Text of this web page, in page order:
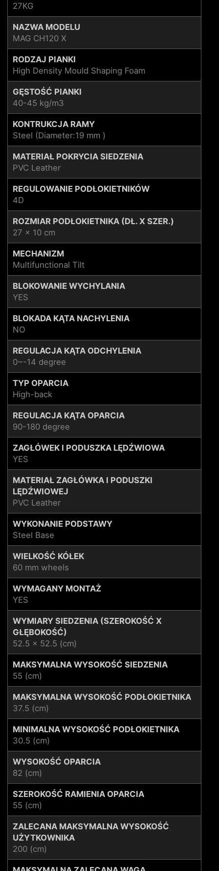
27KG
NAZWA MODELU
MAG CH120 X
RODZAJ PIANKI
High Density Mould Shaping Foam
GĘSTOŚĆ PIANKI
40-45 kg/m3
KONTRUKCJA RAMY
Steel (Diameter:19 mm )
MATERIAŁ POKRYCIA SIEDZENIA
PVC Leather
REGULOWANIE PODŁOKIETNIKÓW
4D
ROZMIAR PODŁOKIETNIKA (DŁ. X SZER.)
27 x 10 cm
MECHANIZM
Multifunctional Tilt
BLOKOWANIE WYCHYLANIA
YES
BLOKADA KĄTA NACHYLENIA
NO
REGULACJA KĄTA ODCHYLENIA
0~-14 degree
TYP OPARCIA
High-back
REGULACJA KĄTA OPARCIA
90-180 degree
ZAGŁÓWEK I PODUSZKA LĘDŹWIOWA
YES
MATERIAŁ ZAGŁÓWKA I PODUSZKI
LĘDŹWIOWEJ
PVC Leather
WYKONANIE PODSTAWY
Steel Base
WIELKOŚĆ KÓŁEK
60 mm wheels
WYMAGANY MONTAŻ
YES
WYMIARY SIEDZENIA (SZEROKOŚĆ X
GŁĘBOKOŚĆ)
52.5 x 52.5 (cm)
MAKSYMALNA WYSOKOŚĆ SIEDZENIA
55 (cm)
MAKSYMALNA WYSOKOŚĆ PODŁOKIETNIKA
37.5 (cm)
MINIMALNA WYSOKOŚĆ PODŁOKIETNIKA
30.5 (cm)
WYSOKOŚĆ OPARCIA
82 (cm)
SZEROKOŚĆ RAMIENIA OPARCIA
55 (cm)
ZALECANA MAKSYMALNA WYSOKOŚĆ
UŻYTKOWNIKA
200 (cm)